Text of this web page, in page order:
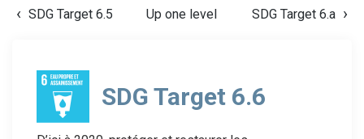
SDG Target 6.5 Up one level SDG Target 6.a
SDG Target 6.6